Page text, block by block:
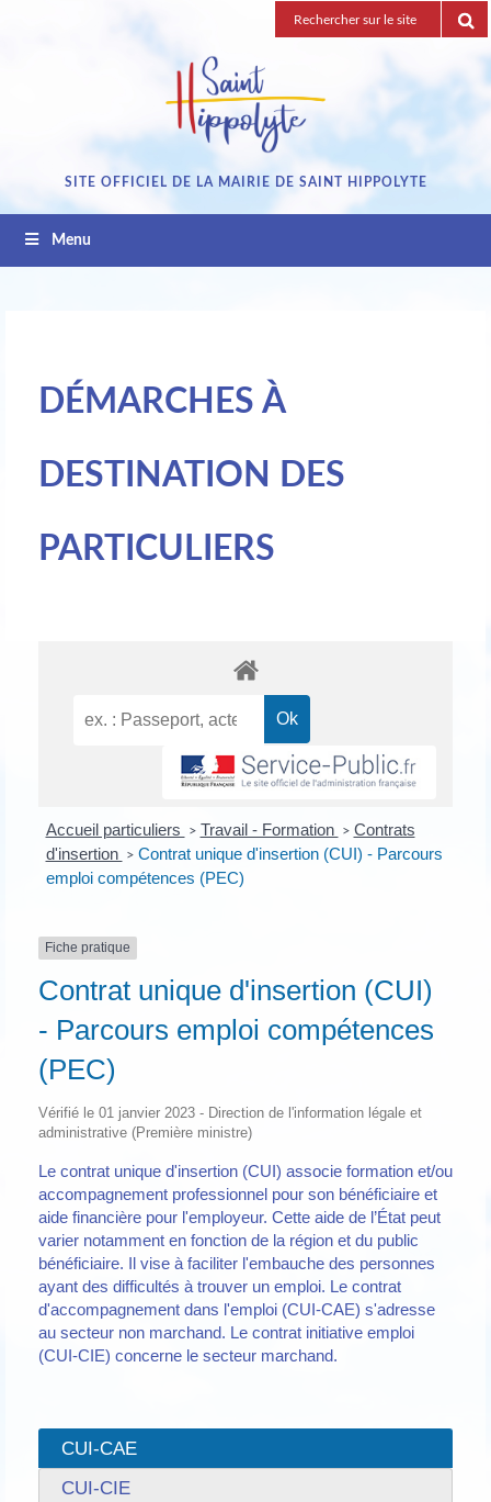
Recherche
pour
SITE OFFICIEL DE LA MAIRIE DE SAINT HIPPOLYTE
Menu
DÉMARCHES À
DESTINATION DES
PARTICULIERS
Accueil particuliers > Travail - Formation > Contrats
d'insertion
> Contrat unique d'insertion (CUI) - Parcours
emploi compétences (PEC)
Fiche pratique
Contrat unique d'insertion (CUI)
- Parcours emploi compétences
(PEC)
Vérifié le 01 janvier 2023 - Direction de l'information légale et
administrative (Première ministre)
Le contrat unique d'insertion (CUI) associe formation et/ou
accompagnement professionnel pour son bénéficiaire et
aide financière pour l'employeur. Cette aide de l’État peut
varier notamment en fonction de la région et du public
bénéficiaire. Il vise à faciliter l'embauche des personnes
ayant des difficultés à trouver un emploi. Le contrat
d'accompagnement dans l'emploi (CUI-CAE) s'adresse
au secteur non marchand. Le contrat initiative emploi
(CUI-CIE) concerne le secteur marchand.
CUI-CAE
CUI-CIE